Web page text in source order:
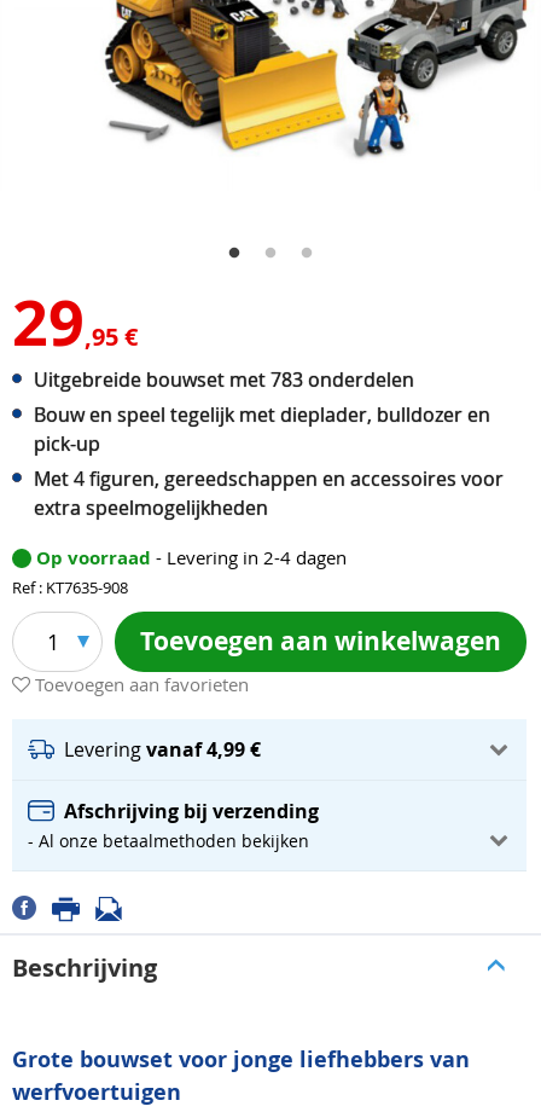
29,95 €
Uitgebreide bouwset met 783 onderdelen
Bouw en speel tegelijk met dieplader, bulldozer en
pick-up
Met 4 figuren, gereedschappen en accessoires voor
extra speelmogelijkheden
Op voorraad - Levering in 2-4 dagen
Ref : KT7635-908
1 Toevoegen aan winkelwagen
Toevoegen aan favorieten
Leveringvanaf 4,99 €
Afschrijving bij verzending
- Al onze betaalmethoden bekijken
Beschrijving
Grote bouwset voor jonge liefhebbers van
werfvoertuigen